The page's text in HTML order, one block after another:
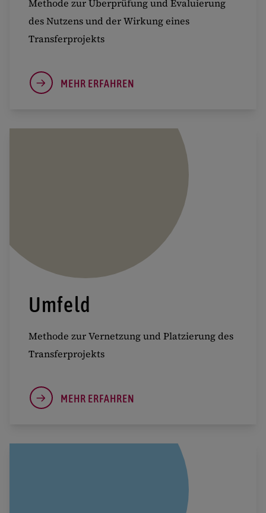
Methode zur Überprüfung und Evaluierung
des Nutzens und der Wirkung eines
Transferprojekts
MEHR ERFAHREN
Umfeld
Methode zur Vernetzung und Platzierung des
Transferprojekts
MEHR ERFAHREN